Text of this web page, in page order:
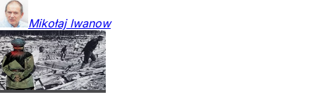
Mikołaj Iwanow